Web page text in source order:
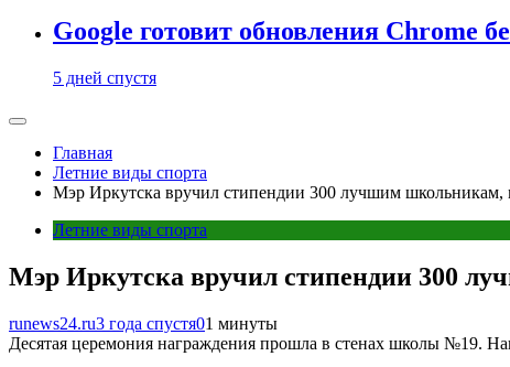
Google готовит обновления Chrome
5 дней спустя
Главная
Летние виды спорта
Мэр Иркутска вручил стипендии 300 лучшим школьникам,
Летние виды спорта
Мэр Иркутска вручил стипендии 300
runews24.ru3 года спустя01 минуты
Десятая церемония награждения прошла в стенах школы №19.